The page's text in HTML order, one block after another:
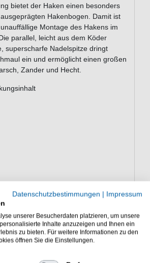
bietet der Haken einen besonders
Hakenbogen. Damit ist
Montage des Hakens im
parallel, leicht aus dem Köder
superscharfe Nadelspitze dringt
ein und ermöglicht einen großen
Zander und Hecht.
Shot Montage. Bei der Dropshot
Sie einen extrem scharfen Haken.
Datenschutzbestimmungen | Impressum
unserer Besucherdaten platzieren, um unsere
Inhalte anzuzeigen und Ihnen ein
zu bieten. Für weitere Informationen zu den
öffnen Sie die Einstellungen.